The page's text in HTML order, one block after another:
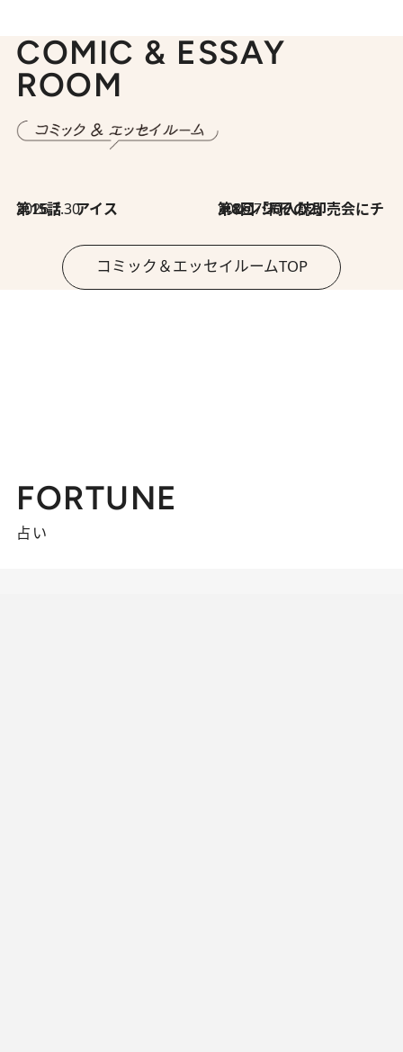
COMIC & ESSAY
ROOM
2026.7.30
第15話 アイス 2026.7.30
第8回「同人誌即売会にチャレンジ その2」
コミック＆エッセイルームTOP
FORTUNE
占い